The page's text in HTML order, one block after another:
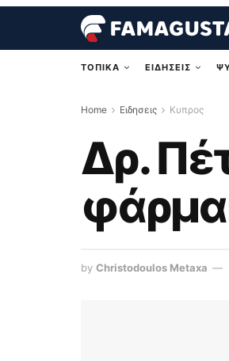
ΤΟΠΙΚΑ ΕΙΔΗΣΕΙΣ
Home Ειδησεις Κυπρος
Δρ.
by Christodoulos Metaxa